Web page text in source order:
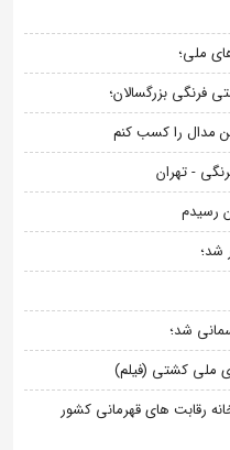
فرنگی بزرگسالان؛
مدال را کسب کنم
- تهران
رسیدم
شد؛
شد؛
ملی کشتی (فیلم)
رقابت های قهرمانی کشور